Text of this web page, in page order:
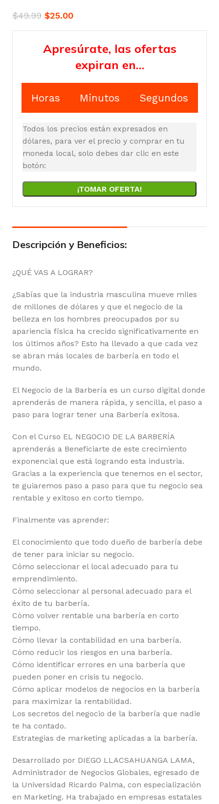
$49.99 $25.00
Apresúrate, las ofertas
expiran en…
Horas Minutos Segundos
Todos los precios están expresados en
dólares, para ver el precio y comprar en tu
moneda local, solo debes dar clic en este
botón:
¡TOMAR OFERTA!
Descripción y Beneficios:
¿QUÉ VAS A LOGRAR?
¿Sabías que la industria masculina mueve miles
de millones de dólares y que el negocio de la
belleza en los hombres preocupados por su
apariencia física ha crecido significativamente en
los últimos años? Esto ha llevado a que cada vez
se abran más locales de barbería en todo el
mundo.
El Negocio de la Barbería es un curso digital donde
aprenderás de manera rápida, y sencilla, el paso a
paso para lograr tener una Barbería exitosa.
Con el Curso EL NEGOCIO DE LA BARBERÍA
aprenderás a Beneficiarte de este crecimiento
exponencial que está logrando esta industria.
Gracias a la experiencia que tenemos en el sector,
te guiaremos paso a paso para que tu negocio sea
rentable y exitoso en corto tiempo.
Finalmente vas aprender:
El conocimiento que todo dueño de barbería debe
de tener para iniciar su negocio.
Cómo seleccionar el local adecuado para tu
emprendimiento.
Cómo seleccionar al personal adecuado para el
éxito de tu barbería.
Cómo volver rentable una barbería en corto
tiempo.
Cómo llevar la contabilidad en una barbería.
Cómo reducir los riesgos en una barbería.
Cómo identificar errores en una barbería que
pueden poner en crisis tu negocio.
Cómo aplicar modelos de negocios en la barbería
para maximizar la rentabilidad.
Los secretos del negocio de la barbería que nadie
te ha contado.
Estrategias de marketing aplicadas a la barbería.
Desarrollado por DIEGO LLACSAHUANGA LAMA,
Administrador de Negocios Globales, egresado de
la Universidad Ricardo Palma, con especialización
en Marketing. Ha trabajado en empresas estatales